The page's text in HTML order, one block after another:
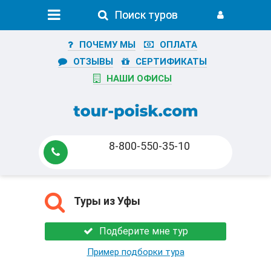
Поиск туров
Поиск туров
ПОЧЕМУ МЫ
ОПЛАТА
ОТЗЫВЫ
СЕРТИФИКАТЫ
НАШИ ОФИСЫ
8-800-550-35-10
Туры из Уфы
Подберите мне тур
Пример подборки тура